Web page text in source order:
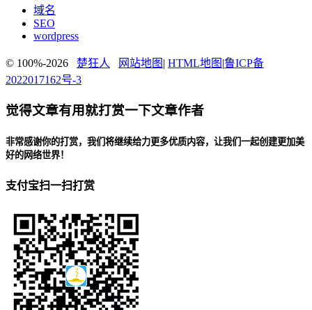
域名
SEO
wordpress
© 100%-2026 楚狂人 网站地图 | HTML地图 |鲁ICP备
2022017162号-3
觉得文章有用就打赏一下文章作者
非常感谢你的打赏，我们将继续给力更多优质内容，让我们一起创建更加美
好的网络世界！
支付宝扫一扫打赏